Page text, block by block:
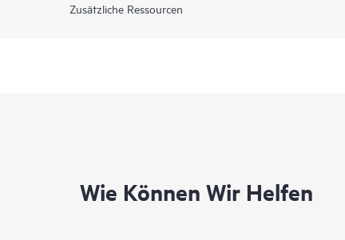
Zusätzliche Ressourcen
Wie Können Wir Helfen